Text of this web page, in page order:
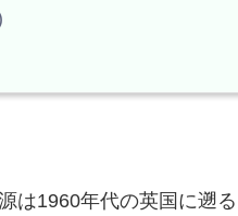
は1960年代の英国に遡